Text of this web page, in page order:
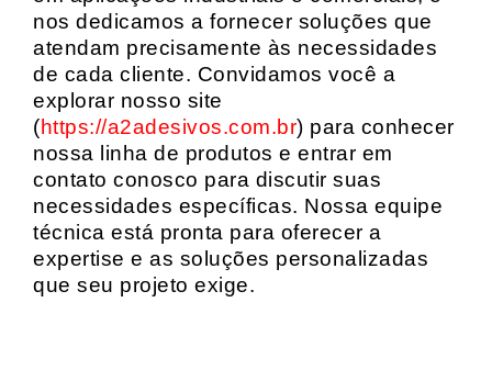
nos dedicamos a fornecer soluções que
atendam precisamente às necessidades
de cada cliente. Convidamos você a
explorar nosso site
(https://a2adesivos.com.br) para conhecer
nossa linha de produtos e entrar em
contato conosco para discutir suas
necessidades específicas. Nossa equipe
técnica está pronta para oferecer a
expertise e as soluções personalizadas
que seu projeto exige.